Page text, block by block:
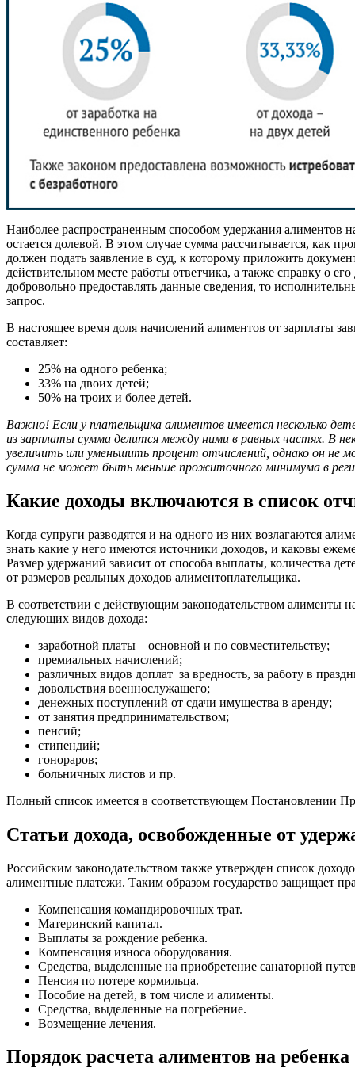
Наиболее распространенным способом удержания алиментов
остается долевой. В этом случае сумма рассчитывается, как
должен подать заявление в суд, к которому приложить
действительном месте работы ответчика, а также справку о
добровольно предоставлять данные сведения, то
запрос.
В настоящее время доля начислений алиментов от зарплаты
составляет:
25% на одного ребенка;
33% на двоих детей;
50% на троих и более детей.
Важно! Если у плательщика алиментов имеется несколько
из зарплаты сумма делится между ними в равных частях. В
увеличить или уменьшить процент отчислений, однако он не
сумма не может быть меньше прожиточного минимума в
Какие доходы включаются в список
Когда супруги разводятся и на одного из них возлагаются
знать какие у него имеются источники доходов, и каковы
Размер удержаний зависит от способа выплаты, количества
от размеров реальных доходов алиментоплательщика.
В соответствии с действующим законодательством алименты
следующих видов дохода:
заработной платы – основной и по совместительству;
премиальных начислений;
различных видов доплат за вредность, за работу в
довольствия военнослужащего;
денежных поступлений от сдачи имущества в аренду;
от занятия предпринимательством;
пенсий;
стипендий;
гонораров;
больничных листов и пр.
Полный список имеется в соответствующем Постановлении
Статьи дохода, освобожденные от
Российским законодательством также утвержден список
алиментные платежи. Таким образом государство защищает
Компенсация командировочных трат.
Материнский капитал.
Выплаты за рождение ребенка.
Компенсация износа оборудования.
Средства, выделенные на приобретение санаторной
Пенсия по потере кормильца.
Пособие на детей, в том числе и алименты.
Средства, выделенные на погребение.
Возмещение лечения.
Порядок расчета алиментов на ребенка